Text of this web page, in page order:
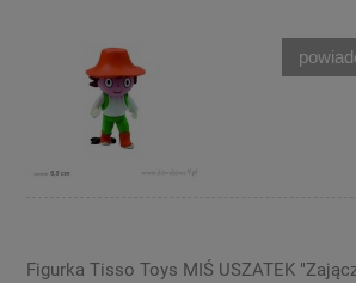
Figurka Tisso Toys MIŚ USZATEK